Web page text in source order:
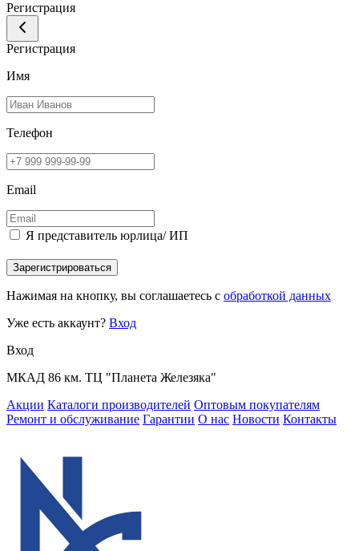
Регистрация
Регистрация
Имя
Телефон
Email
Я представитель юрлица/ ИП
Зарегистрироваться
Нажимая на кнопку, вы соглашаетесь с обработкой данных
Уже есть аккаунт? Вход
Вход
МКАД 86 км. ТЦ "Планета Железяка"
Акции Каталоги производителей Оптовым покупателям
Ремонт и обслуживание Гарантии О нас Новости Контакты